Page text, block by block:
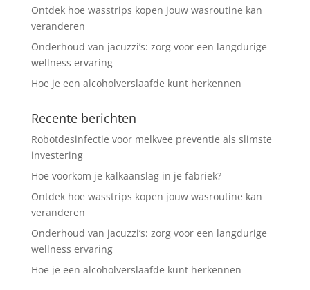
Ontdek hoe wasstrips kopen jouw wasroutine kan
veranderen
Onderhoud van jacuzzi’s: zorg voor een langdurige
wellness ervaring
Hoe je een alcoholverslaafde kunt herkennen
Recente berichten
Robotdesinfectie voor melkvee preventie als slimste
investering
Hoe voorkom je kalkaanslag in je fabriek?
Ontdek hoe wasstrips kopen jouw wasroutine kan
veranderen
Onderhoud van jacuzzi’s: zorg voor een langdurige
wellness ervaring
Hoe je een alcoholverslaafde kunt herkennen